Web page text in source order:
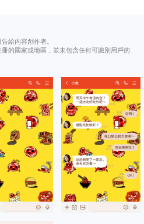
給內容創作者。
的國家或地區，並未包含任何可識別用戶的